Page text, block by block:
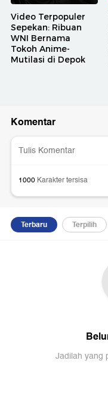
Video Terpopuler
Sepekan: Ribuan
WNI Bernama
Tokoh Anime-
Mutilasi di Depok